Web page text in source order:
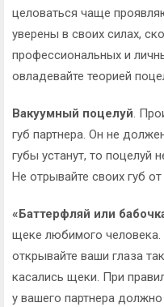
целоваться чаще
уверены в своих силах,
профессиональных и
овладевайте теорией
Вакуумный поцелуй .
губ партнера. Он не
губы устанут, то поцелуй
Не отрывайте своих губ
«Баттерфляй или
щеке любимого человека.
открывайте ваши глаза
касались щеки. При
у вашего партнера